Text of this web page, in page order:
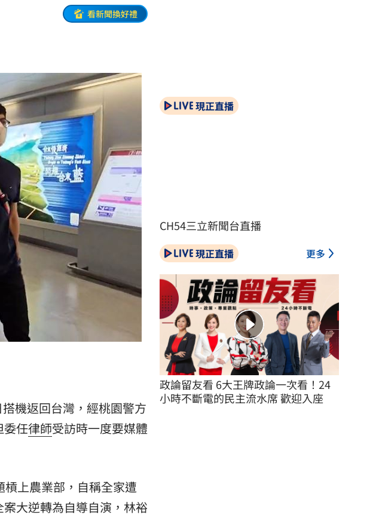
看新聞換好禮
機返回台灣，經桃園警方
委任律師受訪時一度要媒體
槓上農業部，自稱全家遭
大逆轉為自導自演，林裕
現正直播
CH54三立新聞台直播
現正直播 更多
政論留友看 6大王牌政論一次看！24
小時不斷電的民主流水席 歡迎入座